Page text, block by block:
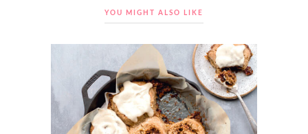
YOU MIGHT ALSO LIKE